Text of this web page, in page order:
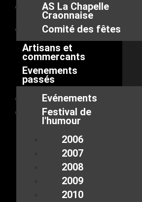
AS La Chapelle
Craonnaise
Comité des fêtes
Artisans et
commercants
Evenements
passés
Evénements
Festival de
l'humour
2006
2007
2008
2009
2010